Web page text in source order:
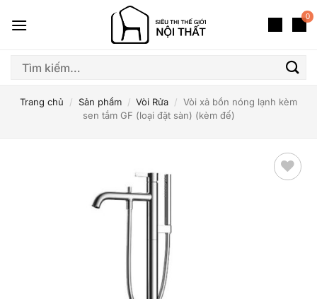
qua
dung
0
Tìm
Trang chủ / Sản phẩm / Vòi Rửa / Vòi xả bồn nóng lạnh kèm
sen tắm GF (loại đặt sàn) (kèm đế)